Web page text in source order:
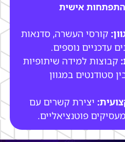
אישית
קורסי העשרה, סדנאות
עדכניים נוספים.
קבוצות למידה שיתופיות
סטודנטים במגוון
יצירת קשרים עם
פוטנציאליים.